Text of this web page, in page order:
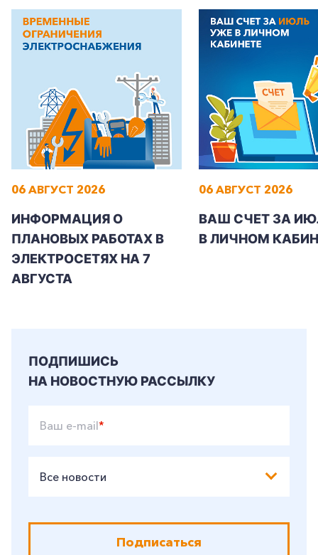
Корпоративным клиентам
06 АВГУСТ 2026
ИНФОРМАЦИЯ О
ПЛАНОВЫХ РАБОТАХ В
ЭЛЕКТРОСЕТЯХ НА 7
АВГУСТА
06 АВГУСТ 2026
ВАШ СЧЕТ ЗА
В ЛИЧНОМ
ПОДПИШИСЬ
НА НОВОСТНУЮ РАССЫЛКУ
Ваш e-mail*
Все новости
Подписаться